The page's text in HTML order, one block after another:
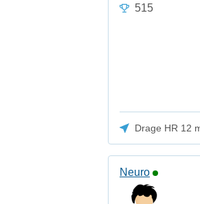
515
Drage HR 12
Neuro